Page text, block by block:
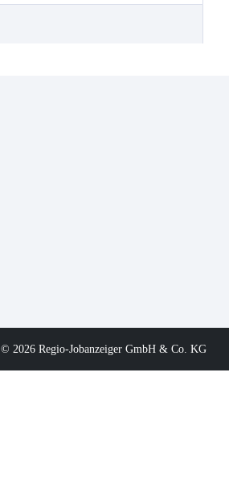
© 2026 Regio-Jobanzeiger GmbH & Co. KG